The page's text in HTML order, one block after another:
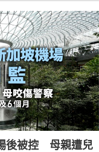
後被控 母親遭兒